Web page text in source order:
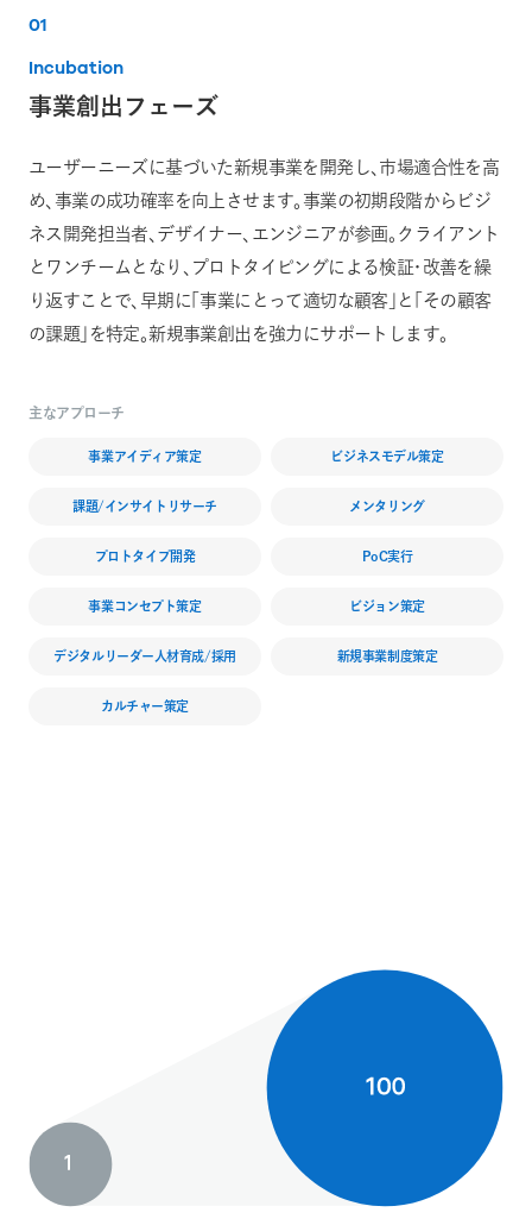
01
Incubation
事業創出フェーズ
ユーザーニーズに基づいた新規事業を開発し、市場適合性を高
め、事業の成功確率を向上させます。事業の初期段階からビジ
ネス開発担当者、デザイナー、エンジニアが参画。クライアント
とワンチームとなり、プロトタイピングによる検証・改善を繰
り返すことで、早期に「事業にとって適切な顧客」と「その顧客
の課題」を特定。新規事業創出を強力にサポートします。
主なアプローチ
事業アイディア策定 ビジネスモデル策定
課題/インサイトリサーチ メンタリング
プロトタイプ開発 PoC実行
事業コンセプト策定 ビジョン策定
デジタルリーダー人材育成/採用 新規事業制度策定
カルチャー策定